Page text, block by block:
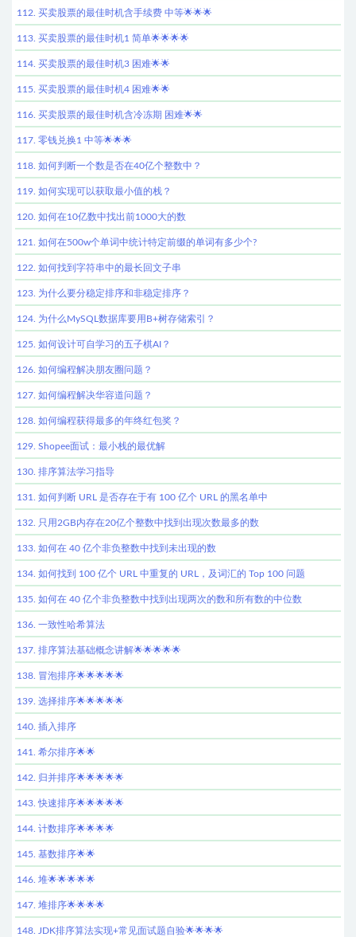
112. 买卖股票的最佳时机含手续费 中等🌟🌟🌟
113. 买卖股票的最佳时机1 简单🌟🌟🌟🌟
114. 买卖股票的最佳时机3 困难🌟🌟
115. 买卖股票的最佳时机4 困难🌟🌟
116. 买卖股票的最佳时机含冷冻期 困难🌟🌟
117. 零钱兑换1 中等🌟🌟🌟
118. 如何判断一个数是否在40亿个整数中？
119. 如何实现可以获取最小值的栈？
120. 如何在10亿数中找出前1000大的数
121. 如何在500w个单词中统计特定前缀的单词有多少个?
122. 如何找到字符串中的最长回文子串
123. 为什么要分稳定排序和非稳定排序？
124. 为什么MySQL数据库要用B+树存储索引？
125. 如何设计可自学习的五子棋AI？
126. 如何编程解决朋友圈问题？
127. 如何编程解决华容道问题？
128. 如何编程获得最多的年终红包奖？
129. Shopee面试：最小栈的最优解
130. 排序算法学习指导
131. 如何判断 URL 是否存在于有 100 亿个 URL 的黑名单中
132. 只用2GB内存在20亿个整数中找到出现次数最多的数
133. 如何在 40 亿个非负整数中找到未出现的数
134. 如何找到 100 亿个 URL 中重复的 URL，及词汇的 Top 100 问题
135. 如何在 40 亿个非负整数中找到出现两次的数和所有数的中位数
136. 一致性哈希算法
137. 排序算法基础概念讲解🌟🌟🌟🌟🌟
138. 冒泡排序🌟🌟🌟🌟🌟
139. 选择排序🌟🌟🌟🌟🌟
140. 插入排序
141. 希尔排序🌟🌟
142. 归并排序🌟🌟🌟🌟🌟
143. 快速排序🌟🌟🌟🌟🌟
144. 计数排序🌟🌟🌟🌟
145. 基数排序🌟🌟
146. 堆🌟🌟🌟🌟🌟
147. 堆排序🌟🌟🌟🌟
148. JDK排序算法实现+常见面试题自验🌟🌟🌟🌟